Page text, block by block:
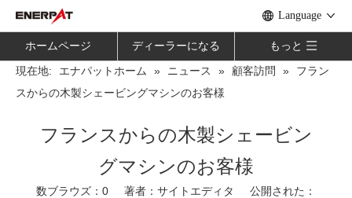
Language
ホームページ ディーラーになる もっと
現在地: エナパットホーム » ニュース » 顧客訪問 »
フラン
スからの木製シェービングマシンのお客様
フランスからの木製シェービン
グマシンのお客様
数ブラウズ： 0 著者：サイトエディタ 公開された：